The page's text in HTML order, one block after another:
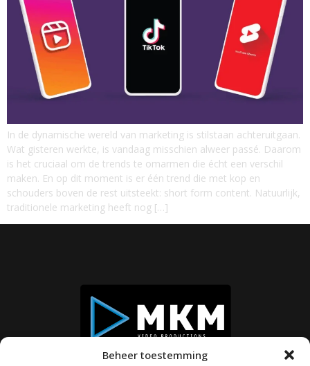
Beheer toestemming
In de dynamische wereld van marketing is stilstaan achteruitgaan.
Wat gisteren werkte, is vandaag misschien alweer passé. Daarom
is het cruciaal om de trends te omarmen die écht een verschil
maken. En op dit moment is er één trend die met kop en
schouders boven de rest uitsteekt: short form content. Natuurlijk,
traditionele marketing heeft nog […]